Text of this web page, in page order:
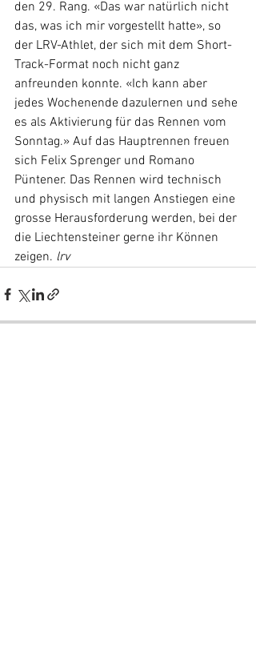
den 29. Rang. «Das war natürlich nicht
das, was ich mir vorgestellt hatte», so
der LRV-Athlet, der sich mit dem Short-
Track-Format noch nicht ganz
anfreunden konnte. «Ich kann aber
jedes Wochenende dazulernen und sehe
es als Aktivierung für das Rennen vom
Sonntag.» Auf das Hauptrennen freuen
sich Felix Sprenger und Romano
Püntener. Das Rennen wird technisch
und physisch mit langen Anstiegen eine
grosse Herausforderung werden, bei der
die Liechtensteiner gerne ihr Können
zeigen. lrv